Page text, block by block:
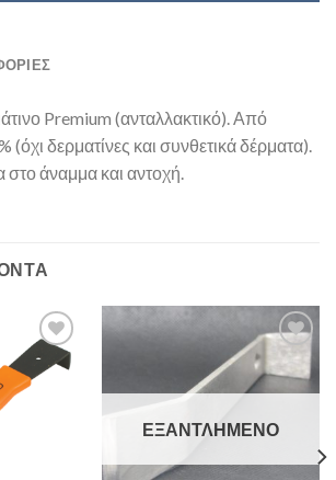
Premium (ανταλλακτικό). Από
(όχι δερματίνες και συνθετικά δέρματα).
στο άναμμα και αντοχή.
Add to
Wishlist
Add to
Wishlist
ΕΞΑΝΤΛΗΜΈΝΟ